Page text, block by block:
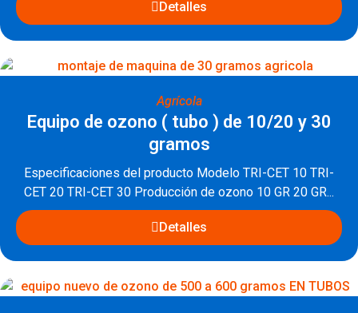
Detalles
Agrícola
Equipo de ozono ( tubo ) de 10/20 y 30
gramos
Especificaciones del producto Modelo TRI-CET 10 TRI-
CET 20 TRI-CET 30 Producción de ozono 10 GR 20 GR...
Detalles